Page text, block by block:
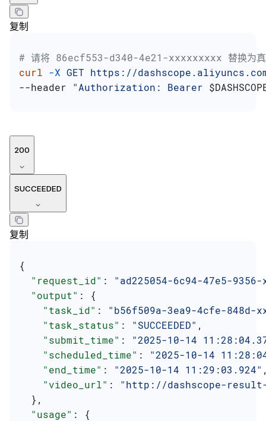
复制
# 请将 86ecf553-d340-4e21-xxxxxxxxx 替换为
curl -X GET https://
--header "Authorization: Bearer
200
SUCCEEDED
复制
{
  "request_id"
: "ad225054-6c94-47e5-
  "output"
: {
    "task_id"
: "b56f509a-3ea9-4cfe-848d-
    "task_status"
: "SUCCEEDED" ,
    "submit_time"
: "2025-10-14
    "scheduled_time"
: "2025-10-14
    "end_time"
: "2025-10-14 11:29:03.924"
    "video_url"
: "http://dashscope-result-
  },
  "usage"
: {